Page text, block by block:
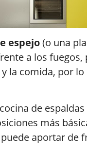
espejo(o una
a los
la comida, por
de
más
aportar de